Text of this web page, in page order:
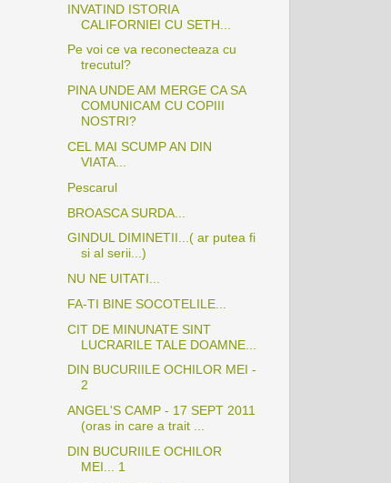
INVATIND ISTORIA
CALIFORNIEI CU SETH...
Pe voi ce va reconecteaza cu
trecutul?
PINA UNDE AM MERGE CA SA
COMUNICAM CU COPIII
NOSTRI?
CEL MAI SCUMP AN DIN
VIATA...
Pescarul
BROASCA SURDA...
GINDUL DIMINETII...( ar putea fi
si al serii...)
NU NE UITATI...
FA-TI BINE SOCOTELILE...
CIT DE MINUNATE SINT
LUCRARILE TALE DOAMNE...
DIN BUCURIILE OCHILOR MEI -
2
ANGEL'S CAMP - 17 SEPT 2011
(oras in care a trait ...
DIN BUCURIILE OCHILOR
MEI... 1